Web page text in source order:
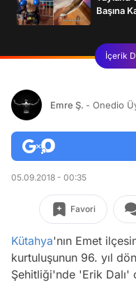
Başına
İçerik
Emre Ş. - Onedio
05.09.2018 - 00:35
Favori
Kütahya'nın Emet
kurtuluşunun 96. yıl
Şehitliği'nde 'Erik Dalı'